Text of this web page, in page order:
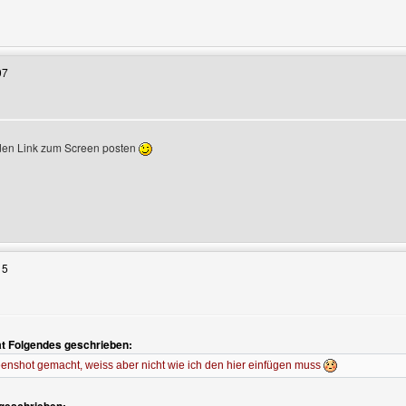
Link zum Screen posten
Folgendes geschrieben:
gemacht, weiss aber nicht wie ich den hier einfügen muss